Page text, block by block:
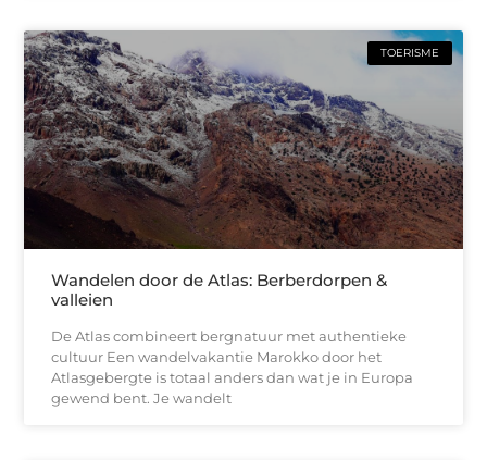
TOERISME
Wandelen door de Atlas: Berberdorpen &
valleien
De Atlas combineert bergnatuur met authentieke
cultuur Een wandelvakantie Marokko door het
Atlasgebergte is totaal anders dan wat je in Europa
gewend bent. Je wandelt